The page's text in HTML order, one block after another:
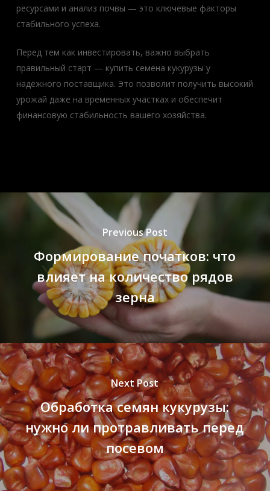
ресурсами и анализ почвы — это ключевые факторы
стабильного успеха.
Перед тем как инвестировать, важно выбрать
правильный старт — купить семена кукурузы у
надёжного поставщика. Это позволит получить высокий
урожай даже на временных участках и обеспечит
финансовую стабильность вашего хозяйства.
Previous Post
Формирование початков: что
влияет на количество рядов
зерна
Next Post
Обработка семян кукурузы:
нужно ли протравливать перед
посевом